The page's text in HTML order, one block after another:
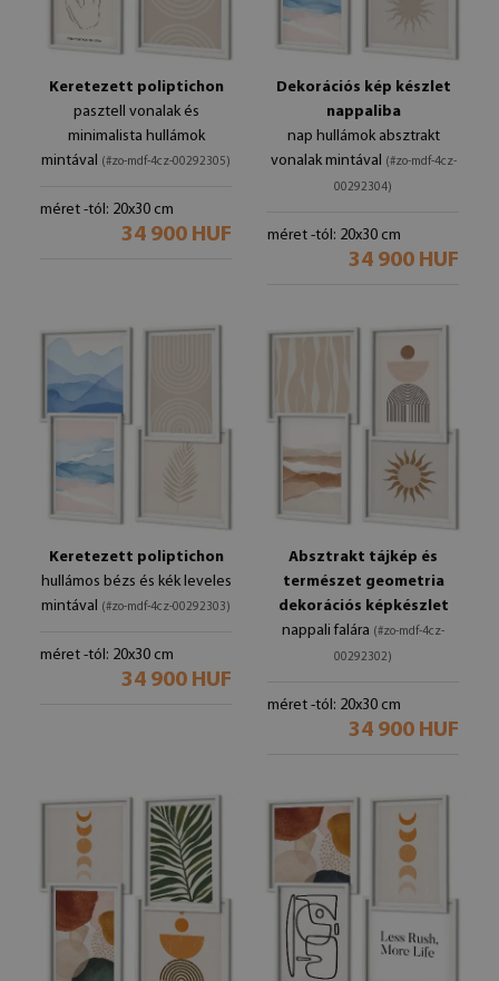
Keretezett poliptichon
pasztell vonalak és
minimalista hullámok
mintával (#zo-mdf-4cz-00292305)
méret -tól: 20x30 cm
34 900 HUF
Dekorációs kép készlet
nappaliba
nap hullámok absztrakt
vonalak mintával (#zo-mdf-4cz-
00292304)
méret -tól: 20x30 cm
34 900 HUF
Keretezett poliptichon
hullámos bézs és kék leveles
mintával (#zo-mdf-4cz-00292303)
méret -tól: 20x30 cm
34 900 HUF
Absztrakt tájkép és
természet geometria
dekorációs képkészlet
nappali falára (#zo-mdf-4cz-
00292302)
méret -tól: 20x30 cm
34 900 HUF